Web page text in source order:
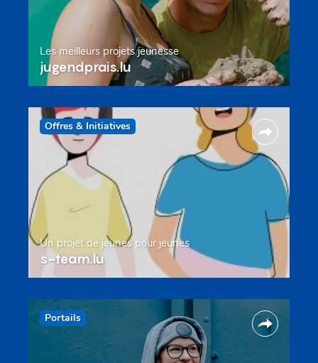
Les meilleurs projets jeunesse
jugendprais.lu
Offres & Initiatives
Un projet de jeunes pour jeunes
s-team.lu
Portails